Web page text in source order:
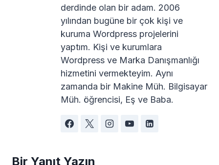
derdinde olan bir adam. 2006
yılından bugüne bir çok kişi ve
kuruma Wordpress projelerini
yaptım. Kişi ve kurumlara
Wordpress ve Marka Danışmanlığı
hizmetini vermekteyim. Aynı
zamanda bir Makine Müh. Bilgisayar
Müh. öğrencisi, Eş ve Baba.
Bir Yanıt Yazın